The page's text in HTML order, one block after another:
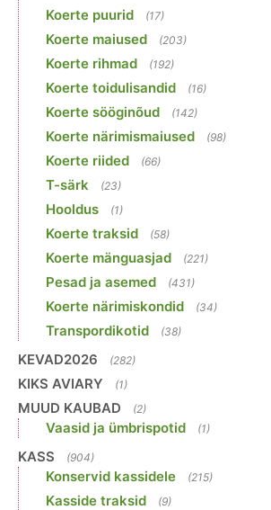
Koerte puurid (17)
Koerte maiused (203)
Koerte rihmad (192)
Koerte toidulisandid (16)
Koerte sööginõud (142)
Koerte närimismaiused (98)
Koerte riided (66)
T-särk (23)
Hooldus (1)
Koerte traksid (58)
Koerte mänguasjad (221)
Pesad ja asemed (431)
Koerte närimiskondid (34)
Transpordikotid (38)
KEVAD2026 (282)
KIKS AVIARY (1)
MUUD KAUBAD (2)
Vaasid ja ümbrispotid (1)
KASS (904)
Konservid kassidele (215)
Kasside traksid (9)